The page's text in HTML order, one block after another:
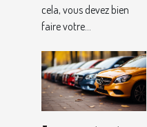
cela, vous devez bien
faire votre...